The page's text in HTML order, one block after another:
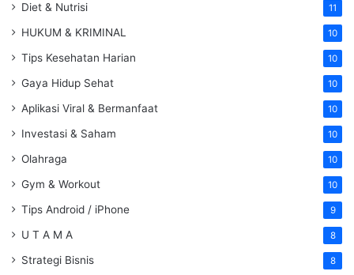
Diet & Nutrisi 11
HUKUM & KRIMINAL 10
Tips Kesehatan Harian 10
Gaya Hidup Sehat 10
Aplikasi Viral & Bermanfaat 10
Investasi & Saham 10
Olahraga 10
Gym & Workout 10
Tips Android / iPhone 9
U T A M A 8
Strategi Bisnis 8